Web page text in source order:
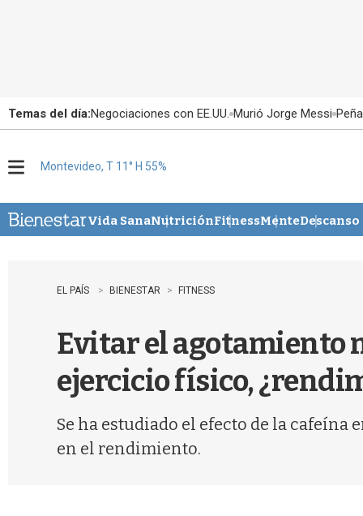
Temas del día:Negociaciones con EE.UU. Murió Jorge Messi
u
Montevideo, T 11° H 55%
Vida SanaNutriciónFitnessMenteDescanso
EL PAÍS BIENESTAR FITNESS
Evitar el agotamiento
ejercicio físico,
Se ha estudiado el efecto de la
en el rendimiento.